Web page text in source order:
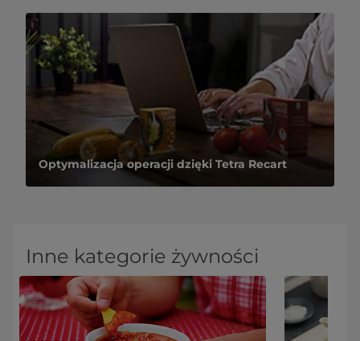
Optymalizacja operacji dzięki Tetra Recart
Inne kategorie żywności